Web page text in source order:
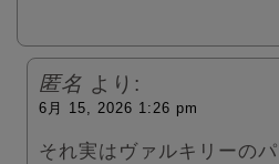
匿名 より:
6月 15, 2026 1:26 pm
それ実はヴァルキリーの